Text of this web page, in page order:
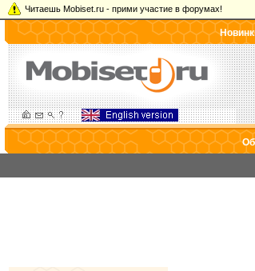
Читаешь Mobiset.ru - прими участие в форумах!